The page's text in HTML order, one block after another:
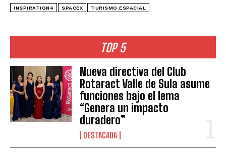
TOP 5
Nueva directiva del Club
Rotaract Valle de Sula asume
funciones bajo el lema
“Genera un impacto
duradero”
DESTACADA
INSPIRATION4 SPACEX TURISMO ESPACIAL